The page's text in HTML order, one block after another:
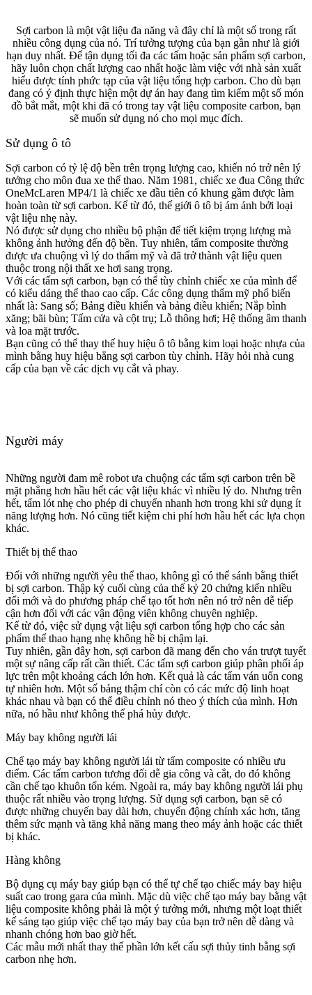
Sợi carbon là một vật liệu đa năng và đây chỉ là một số trong rất
nhiều công dụng của nó. Trí tưởng tượng của bạn gần như là giới
hạn duy nhất. Để tận dụng tối đa các tấm hoặc sản phẩm sợi carbon,
hãy luôn chọn chất lượng cao nhất hoặc làm việc với nhà sản xuất
hiểu được tính phức tạp của vật liệu tổng hợp carbon. Cho dù bạn
đang có ý định thực hiện một dự án hay đang tìm kiếm một số món
đồ bắt mắt, một khi đã có trong tay vật liệu composite carbon, bạn
sẽ muốn sử dụng nó cho mọi mục đích.
Sử dụng ô tô
Sợi carbon có tỷ lệ độ bền trên trọng lượng cao, khiến nó trở nên lý
tưởng cho môn đua xe thể thao. Năm 1981, chiếc xe đua Công thức
OneMcLaren MP4/1 là chiếc xe đầu tiên có khung gầm được làm
hoàn toàn từ sợi carbon. Kể từ đó, thế giới ô tô bị ám ảnh bởi loại
vật liệu nhẹ này.
Nó được sử dụng cho nhiều bộ phận để tiết kiệm trọng lượng mà
không ảnh hưởng đến độ bền. Tuy nhiên, tấm composite thường
được ưa chuộng vì lý do thẩm mỹ và đã trở thành vật liệu quen
thuộc trong nội thất xe hơi sang trọng.
Với các tấm sợi carbon, bạn có thể tùy chỉnh chiếc xe của mình để
có kiểu dáng thể thao cao cấp. Các công dụng thẩm mỹ phổ biến
nhất là: Sang số; Bảng điều khiển và bảng điều khiển; Nắp bình
xăng; bãi bùn; Tấm cửa và cột trụ; Lỗ thông hơi; Hệ thống âm thanh
và loa mặt trước.
Bạn cũng có thể thay thế huy hiệu ô tô bằng kim loại hoặc nhựa của
mình bằng huy hiệu bằng sợi carbon tùy chỉnh. Hãy hỏi nhà cung
cấp của bạn về các dịch vụ cắt và phay.
Người máy
Những người đam mê robot ưa chuộng các tấm sợi carbon trên bề
mặt phẳng hơn hầu hết các vật liệu khác vì nhiều lý do. Nhưng trên
hết, tấm lót nhẹ cho phép di chuyển nhanh hơn trong khi sử dụng ít
năng lượng hơn. Nó cũng tiết kiệm chi phí hơn hầu hết các lựa chọn
khác.
Thiết bị thể thao
Đối với những người yêu thể thao, không gì có thể sánh bằng thiết
bị sợi carbon. Thập kỷ cuối cùng của thế kỷ 20 chứng kiến ​​nhiều
đổi mới và do phương pháp chế tạo tốt hơn nên nó trở nên dễ tiếp
cận hơn đối với các vận động viên không chuyên nghiệp.
Kể từ đó, việc sử dụng vật liệu sợi carbon tổng hợp cho các sản
phẩm thể thao hạng nhẹ không hề bị chậm lại.
Tuy nhiên, gần đây hơn, sợi carbon đã mang đến cho ván trượt tuyết
một sự nâng cấp rất cần thiết. Các tấm sợi carbon giúp phân phối áp
lực trên một khoảng cách lớn hơn. Kết quả là các tấm ván uốn cong
tự nhiên hơn. Một số bảng thậm chí còn có các mức độ linh hoạt
khác nhau và bạn có thể điều chỉnh nó theo ý thích của mình. Hơn
nữa, nó hầu như không thể phá hủy được.
Máy bay không người lái
Chế tạo máy bay không người lái từ tấm composite có nhiều ưu
điểm. Các tấm carbon tương đối dễ gia công và cắt, do đó không
cần chế tạo khuôn tốn kém. Ngoài ra, máy bay không người lái phụ
thuộc rất nhiều vào trọng lượng. Sử dụng sợi carbon, bạn sẽ có
được những chuyến bay dài hơn, chuyển động chính xác hơn, tăng
thêm sức mạnh và tăng khả năng mang theo máy ảnh hoặc các thiết
bị khác.
Hàng không
Bộ dụng cụ máy bay giúp bạn có thể tự chế tạo chiếc máy bay hiệu
suất cao trong gara của mình. Mặc dù việc chế tạo máy bay bằng vật
liệu composite không phải là một ý tưởng mới, nhưng một loạt thiết
kế sáng tạo giúp việc chế tạo máy bay của bạn trở nên dễ dàng và
nhanh chóng hơn bao giờ hết.
Các mẫu mới nhất thay thế phần lớn kết cấu sợi thủy tinh bằng sợi
carbon nhẹ hơn.